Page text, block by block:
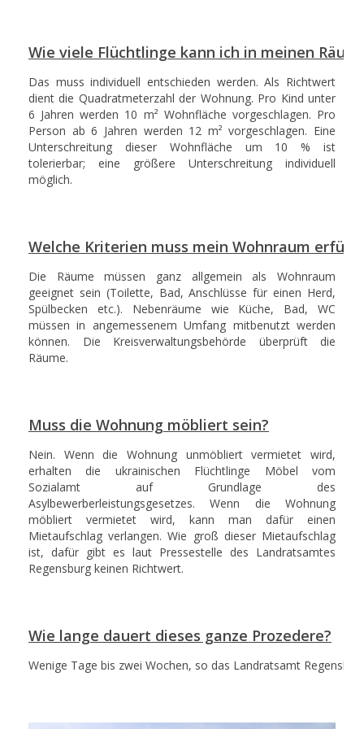
Wie viele Flüchtlinge kann ich in meinen
Das muss individuell entschieden werden. Als Richtwert
dient die Quadratmeterzahl der Wohnung. Pro Kind unter
6 Jahren werden 10 m² Wohnfläche vorgeschlagen. Pro
Person ab 6 Jahren werden 12 m² vorgeschlagen. Eine
Unterschreitung dieser Wohnfläche um 10 % ist
tolerierbar; eine größere Unterschreitung individuell
möglich.
Welche Kriterien muss mein Wohnraum
Die Räume müssen ganz allgemein als Wohnraum
geeignet sein (Toilette, Bad, Anschlüsse für einen Herd,
Spülbecken etc.). Nebenräume wie Küche, Bad, WC
müssen in angemessenem Umfang mitbenutzt werden
können. Die Kreisverwaltungsbehörde überprüft die
Räume.
Muss die Wohnung möbliert sein?
Nein. Wenn die Wohnung unmöbliert vermietet wird,
erhalten die ukrainischen Flüchtlinge Möbel vom
Sozialamt auf Grundlage des
Asylbewerberleistungsgesetzes. Wenn die Wohnung
möbliert vermietet wird, kann man dafür einen
Mietaufschlag verlangen. Wie groß dieser Mietaufschlag
ist, dafür gibt es laut Pressestelle des Landratsamtes
Regensburg keinen Richtwert.
Wie lange dauert dieses ganze Prozedere?
Wenige Tage bis zwei Wochen, so das Landratsamt